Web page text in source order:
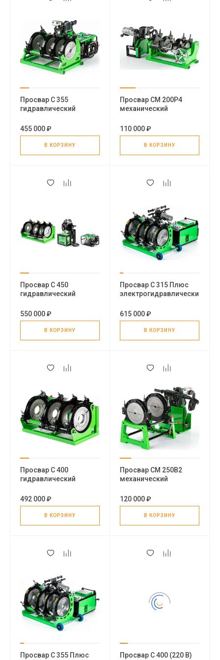
Просвар С 355
гидравлический
аппарат для пнд труб
455 000 ₽
В КОРЗИНУ
Просвар СМ 200Р4
механический
аппарат для пнд труб
110 000 ₽
В КОРЗИНУ
Просвар С 450
гидравлический
аппарат для пэ труб
550 000 ₽
В КОРЗИНУ
Просвар С 315 Плюс
электрогидравлический
аппарат для пэ труб
615 000 ₽
В КОРЗИНУ
Просвар С 400
гидравлический
аппарат для
пластиковых труб
492 000 ₽
В КОРЗИНУ
Просвар СМ 250В2
механический
аппарат для
полиэтиленовых труб
120 000 ₽
В КОРЗИНУ
Просвар С 355 Плюс
Просвар С 400 (220 В)